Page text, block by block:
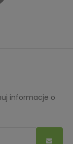
informacje o